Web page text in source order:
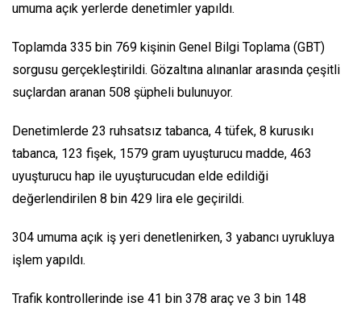
umuma açık yerlerde denetimler yapıldı.
Toplamda 335 bin 769 kişinin Genel Bilgi Toplama (GBT)
sorgusu gerçekleştirildi. Gözaltına alınanlar arasında çeşitli
suçlardan aranan 508 şüpheli bulunuyor.
Denetimlerde 23 ruhsatsız tabanca, 4 tüfek, 8 kurusıkı
tabanca, 123 fişek, 1579 gram uyuşturucu madde, 463
uyuşturucu hap ile uyuşturucudan elde edildiği
değerlendirilen 8 bin 429 lira ele geçirildi.
304 umuma açık iş yeri denetlenirken, 3 yabancı uyrukluya
işlem yapıldı.
Trafik kontrollerinde ise 41 bin 378 araç ve 3 bin 148